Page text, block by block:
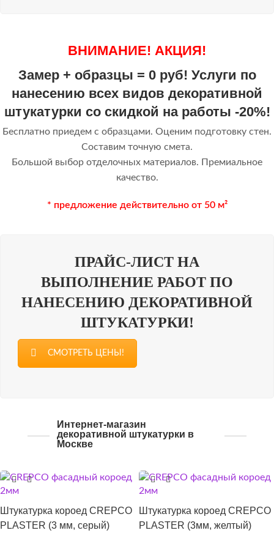
ВНИМАНИЕ! АКЦИЯ!
Замер + образцы = 0 руб! Услуги по
нанесению всех видов декоративной
штукатурки со скидкой на работы -20%!
Бесплатно приедем с образцами. Оценим подготовку стен.
Составим точную смета.
Большой выбор отделочных материалов. Премиальное
качество.
* предложение действительно от 50 м²
ПРАЙС-ЛИСТ НА
ВЫПОЛНЕНИЕ РАБОТ ПО
НАНЕСЕНИЮ ДЕКОРАТИВНОЙ
ШТУКАТУРКИ!
СМОТРЕТЬ ЦЕНЫ!
Интернет-магазин
декоративной штукатурки в
Москве
Штукатурка короед CREPCO
PLASTER (3 мм, серый)
Штукатурка короед CREPCO
PLASTER (3мм, желтый)